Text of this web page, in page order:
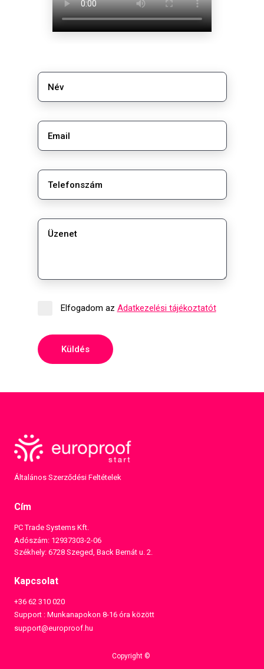
Elfogadom az Adatkezelési tájékoztatót
Küldés
Általános Szerződési Feltételek
Cím
PC Trade Systems Kft.
Adószám: 12937303-2-06
Székhely: 6728 Szeged, Back Bernát u. 2.
Kapcsolat
+36 62 310 020
Support : Munkanapokon 8-16 óra között
support@europroof.hu
Copyright ©